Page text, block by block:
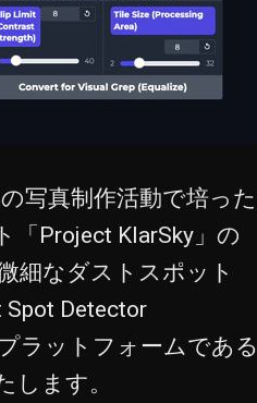
写真制作活動で培った
Project KlarSky」の
細なダストスポット
Spot Detector
ラットフォームである
します。